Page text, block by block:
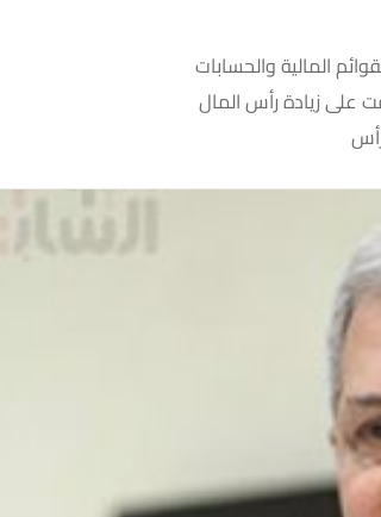
المالية والحسابات
عن العام المالى 2017-2018، وكذا وافقت على زيادة رأس المال